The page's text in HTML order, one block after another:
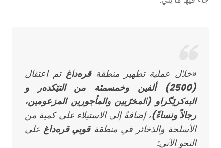
«خلال عملية تطهير منطقةقره‌داغ تم اعتقال
(2500) ألفين وخمسمئة من التێكدەر و
البەكرێگراو (المخرّبين والمأجورين المزعومين،
رجالاً ونساءً)، إضافةً إلى الاستيلاء على كمية من
الأسلحة والذخائر في منطقةقوبي قره‌داغ على
النحو الآتي: